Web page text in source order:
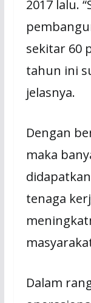
2017 lalu.
sekitar 60
tahun ini
jelasnya.
Dengan
maka
tenaga
Dalam